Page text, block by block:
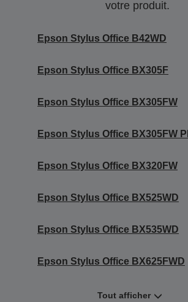
votre produit.
Epson Stylus Office B42WD
Epson Stylus Office BX305F
Epson Stylus Office BX305FW
Epson Stylus Office BX305FW
Epson Stylus Office BX320FW
Epson Stylus Office BX525WD
Epson Stylus Office BX535WD
Epson Stylus Office BX625FWD
Tout afficher